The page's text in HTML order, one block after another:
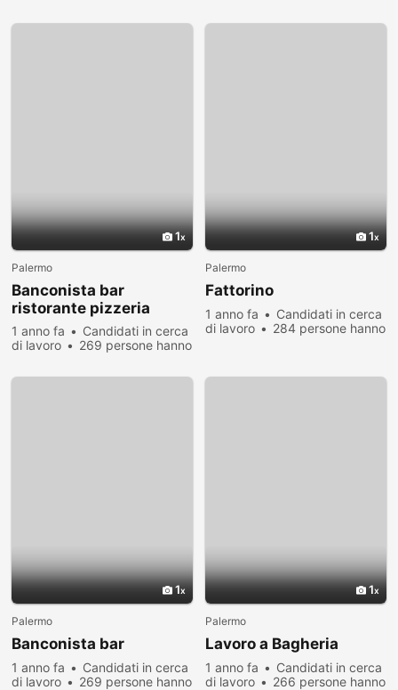
1
Palermo
Banconista bar
ristorante pizzeria
1 anno fa
Candidati in cerca
di lavoro
269 persone hanno
1
Palermo
Fattorino
1 anno fa
Candidati in cerca
di lavoro
284 persone hanno
1
Palermo
Banconista bar
1 anno fa
Candidati in cerca
di lavoro
269 persone hanno
1
Palermo
Lavoro a Bagheria
1 anno fa
Candidati in cerca
di lavoro
266 persone hanno